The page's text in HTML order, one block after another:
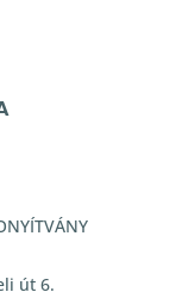
út 6.